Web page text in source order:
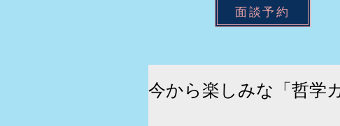
面談予約
今から楽しみな「哲学